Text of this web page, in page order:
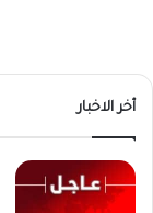
أخر الاخبار